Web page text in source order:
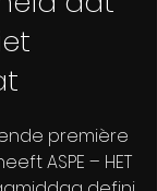
première
ASPE – HET